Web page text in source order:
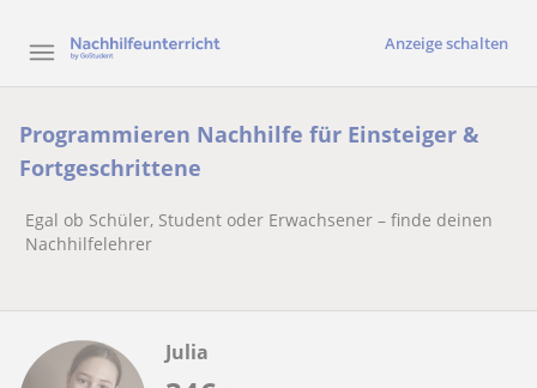
Anzeige schalten
Programmieren Nachhilfe für Einsteiger &
Fortgeschrittene
Egal ob Schüler, Student oder Erwachsener – finde deinen
Nachhilfelehrer
Julia